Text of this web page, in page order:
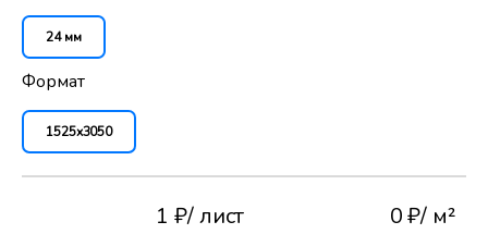
24 мм
Формат
1525x3050
1 ₽/ лист 0 ₽/ м²